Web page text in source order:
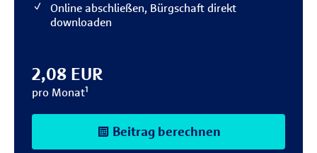
Online abschließen, Bürgschaft direkt
downloaden
2,08 EUR
pro Monat¹
Beitrag berechnen